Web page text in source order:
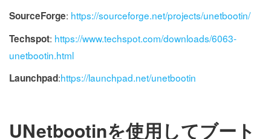
SourceForge: https://sourceforge.net/projects/unetbootin/
Techspot: https://www.techspot.com/downloads/6063-
unetbootin.html
Launchpad:https://launchpad.net/unetbootin
UNetbootinを使用してブート